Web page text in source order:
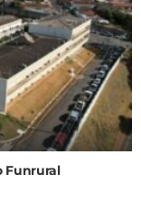
Funrural